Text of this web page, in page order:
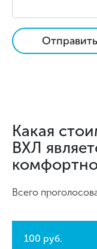
Отправить
Какая
ВХЛ
Всего
100 руб.